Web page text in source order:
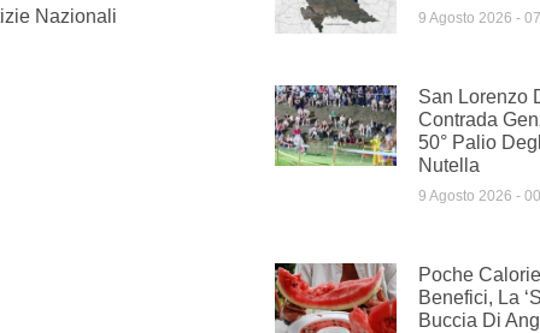
Nazionali 9 Agosto 2026
San Lorenzo
Contrada
50° Palio
Nutella
9 Agosto 2026
Poche
Benefici, La
Buccia Di